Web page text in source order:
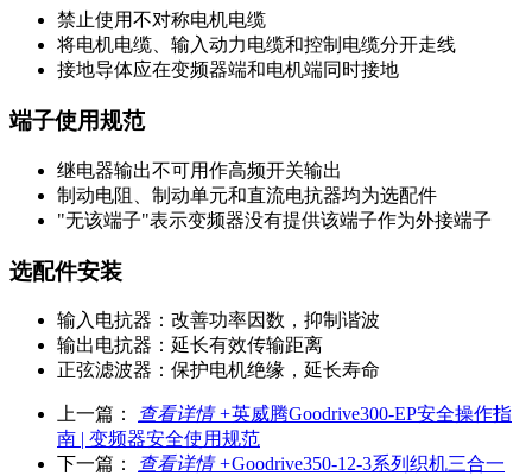
禁止使用不对称电机电缆
将电机电缆、输入动力电缆和控制电缆分开走线
接地导体应在变频器端和电机端同时接地
端子使用规范
继电器输出不可用作高频开关输出
制动电阻、制动单元和直流电抗器均为选配件
"无该端子"表示变频器没有提供该端子作为外接端子
选配件安装
输入电抗器：改善功率因数，抑制谐波
输出电抗器：延长有效传输距离
正弦滤波器：保护电机绝缘，延长寿命
上一篇： 查看详情 +英威腾Goodrive300-EP安全操作指
南 | 变频器安全使用规范
下一篇：
查看详情 +Goodrive350-12-3系列织机三合一